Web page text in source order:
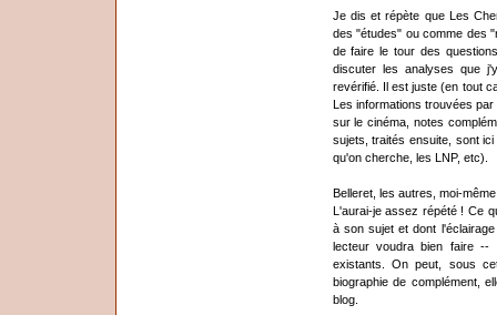
Je dis et répète que Les
des "études" ou comme des
de faire le tour des
discuter les analyses que
revérifié. Il est juste (en tout
Les informations trouvées
sur le cinéma, notes
sujets, traités ensuite, sont
qu'on cherche, les LNP, etc).
Belleret, les autres, moi-
L'aurai-je assez répété ! Ce
à son sujet et dont
lecteur voudra bien faire
existants. On peut, sous
biographie de complément,
blog.